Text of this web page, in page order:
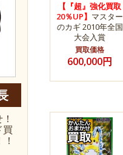
【『超』強化買取
20％UP】 マスター
のカギ 2010年全国
大会入賞
買取価格
600,000円
買